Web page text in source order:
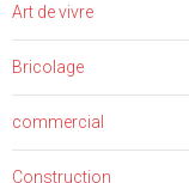
Art de vivre
Bricolage
commercial
Construction